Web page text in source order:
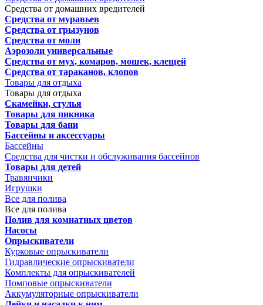
Средства от домашних вредителей
Средства от муравьев
Средства от грызунов
Средства от моли
Аэрозоли универсальные
Средства от мух, комаров, мошек, клещей
Средства от тараканов, клопов
Товары для отдыха
Товары для отдыха
Скамейки, стулья
Товары для пикника
Товары для бани
Бассейны и аксессуары
Бассейны
Средства для чистки и обслуживания бассейнов
Товары для детей
Травянчики
Игрушки
Все для полива
Все для полива
Полив для комнатных цветов
Насосы
Опрыскиватели
Курковые опрыскиватели
Гидравлические опрыскиватели
Комплекты для опрыскивателей
Помповые опрыскиватели
Аккумуляторные опрыскиватели